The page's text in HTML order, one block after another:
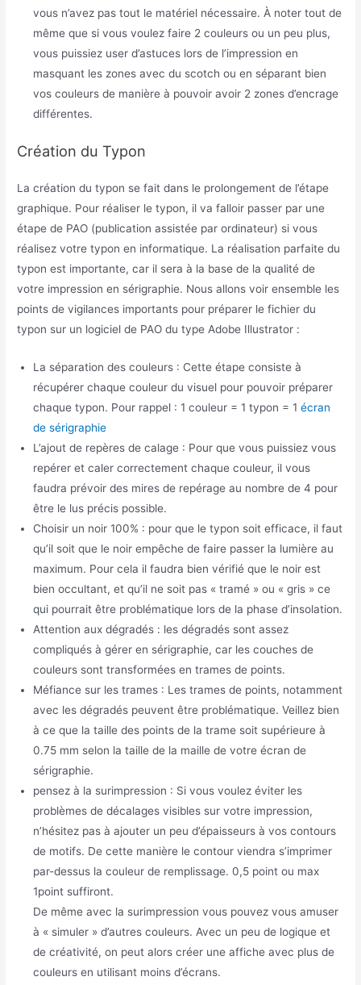
vous n’avez pas tout le matériel nécessaire. À noter tout de
même que si vous voulez faire 2 couleurs ou un peu plus,
vous puissiez user d’astuces lors de l’impression en
masquant les zones avec du scotch ou en séparant bien
vos couleurs de manière à pouvoir avoir 2 zones d’encrage
différentes.
Création du Typon
La création du typon se fait dans le prolongement de l’étape
graphique. Pour réaliser le typon, il va falloir passer par une
étape de PAO (publication assistée par ordinateur) si vous
réalisez votre typon en informatique. La réalisation parfaite du
typon est importante, car il sera à la base de la qualité de
votre impression en sérigraphie. Nous allons voir ensemble les
points de vigilances importants pour préparer le fichier du
typon sur un logiciel de PAO du type Adobe Illustrator :
La séparation des couleurs : Cette étape consiste à
récupérer chaque couleur du visuel pour pouvoir préparer
chaque typon. Pour rappel : 1 couleur = 1 typon = 1écran
de sérigraphie
L’ajout de repères de calage : Pour que vous puissiez vous
repérer et caler correctement chaque couleur, il vous
faudra prévoir des mires de repérage au nombre de 4 pour
être le lus précis possible.
Choisir un noir 100% : pour que le typon soit efficace, il faut
qu’il soit que le noir empêche de faire passer la lumière au
maximum. Pour cela il faudra bien vérifié que le noir est
bien occultant, et qu’il ne soit pas « tramé » ou « gris » ce
qui pourrait être problématique lors de la phase d’insolation.
Attention aux dégradés : les dégradés sont assez
compliqués à gérer en sérigraphie, car les couches de
couleurs sont transformées en trames de points.
Méfiance sur les trames : Les trames de points, notamment
avec les dégradés peuvent être problématique. Veillez bien
à ce que la taille des points de la trame soit supérieure à
0.75 mm selon la taille de la maille de votre écran de
sérigraphie.
pensez à la surimpression : Si vous voulez éviter les
problèmes de décalages visibles sur votre impression,
n’hésitez pas à ajouter un peu d’épaisseurs à vos contours
de motifs. De cette manière le contour viendra s’imprimer
par-dessus la couleur de remplissage. 0,5 point ou max
1point suffiront.
De même avec la surimpression vous pouvez vous amuser
à « simuler » d’autres couleurs. Avec un peu de logique et
de créativité, on peut alors créer une affiche avec plus de
couleurs en utilisant moins d’écrans.